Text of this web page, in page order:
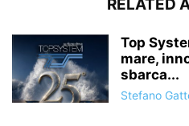
RELATED
Top
mare,
sbarca...
Stefano